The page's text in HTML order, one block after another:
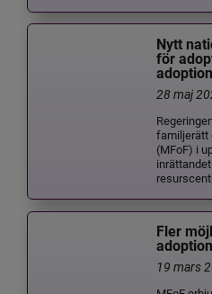
Nytt
för
28 maj
familjerätt
(MFoF) i
Fler
19 mars